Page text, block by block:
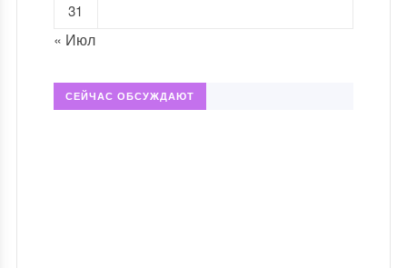
31
« Июл
СЕЙЧАС ОБСУЖДАЮТ